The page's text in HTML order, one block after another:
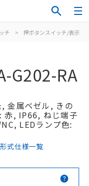
チ > 押ボタンスイッチ/表示灯
G202-RA
金属ベゼル, きの
赤, IP66, ねじ端子
LEDランプ色:
式仕様一覧